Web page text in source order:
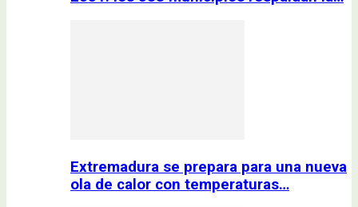
Extremadura se prepara para una nueva
ola de calor con temperaturas…